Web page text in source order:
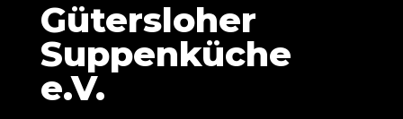
Gütersloher
Suppenküche
e.V.